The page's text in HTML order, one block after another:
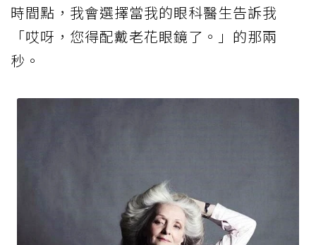
時間點，我會選擇當我的眼科醫生告訴我
「哎呀，您得配戴老花眼鏡了。」的那兩
秒。